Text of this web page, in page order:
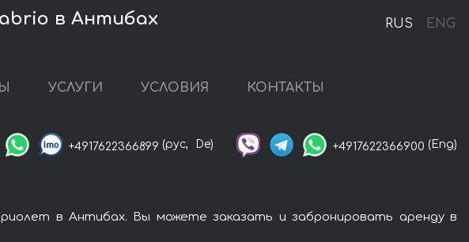
RUS ENG
в Антибах
УСЛУГИ УСЛОВИЯ КОНТАКТЫ
+4917622366899 (рус, De) +4917622366900 (Eng)
в Антибах. Вы можете заказать и забронировать аренду в